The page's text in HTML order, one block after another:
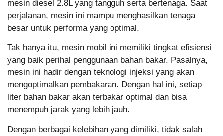
mesin diesel 2.8L yang tangguh serta bertenaga. Saat
perjalanan, mesin ini mampu menghasilkan tenaga
besar untuk performa yang optimal.
Tak hanya itu, mesin mobil ini memiliki tingkat efisiensi
yang baik perihal penggunaan bahan bakar. Pasalnya,
mesin ini hadir dengan teknologi injeksi yang akan
mengoptimalkan pembakaran. Dengan hal ini, setiap
liter bahan bakar akan terbakar optimal dan bisa
menempuh jarak yang lebih jauh.
Dengan berbagai kelebihan yang dimiliki, tidak salah